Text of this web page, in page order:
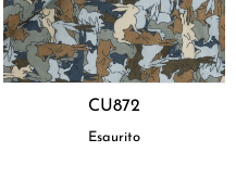
CU872
Esaurito